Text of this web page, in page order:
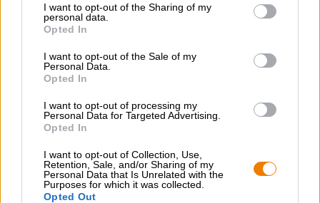
I want to opt-out of the Sharing of my
personal data.
Opted In
I want to opt-out of the Sale of my
Personal Data.
Opted In
I want to opt-out of processing my
Personal Data for Targeted Advertising.
Opted In
I want to opt-out of Collection, Use,
Retention, Sale, and/or Sharing of my
Personal Data that Is Unrelated with the
Purposes for which it was collected.
Opted Out
Jobs / Karriere
Soziales Engagement
Downloads
Kontakt
Corporate